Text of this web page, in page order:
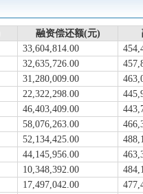
融资偿还额(元)
33,604,814.00
32,635,726.00
31,280,009.00
22,322,298.00
46,403,409.00
58,076,263.00
52,134,425.00
44,145,956.00
10,348,392.00
17,497,042.00